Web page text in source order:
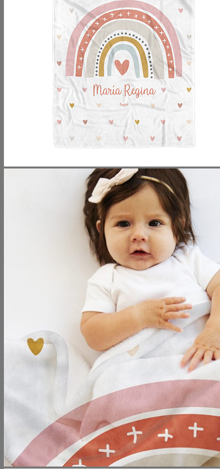
No hay productos en el carrito.
Volver a la tienda